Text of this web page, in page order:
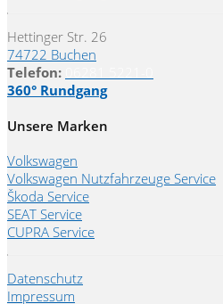
Hettinger Str. 26
74722 Buchen
Telefon:
360° Rundgang
Unsere Marken
Volkswagen
Volkswagen Nutzfahrzeuge Service
Škoda Service
SEAT Service
CUPRA Service
Datenschutz
Impressum